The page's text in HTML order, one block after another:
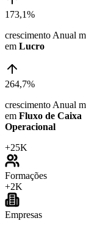
173,1%
crescimento Anual
em Lucro
264,7%
crescimento Anual
em Fluxo de Caixa
Operacional
+25K
Formações
+2K
Empresas